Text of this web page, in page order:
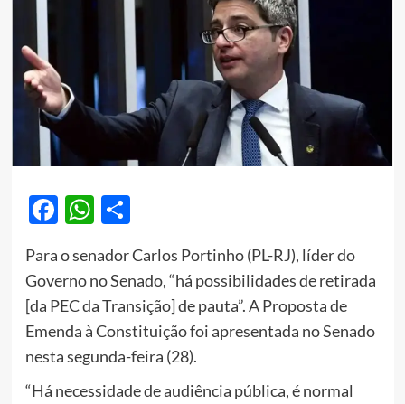
Facebook
WhatsApp
Share
Para o senador Carlos Portinho (PL-RJ), líder do
Governo no Senado, “há possibilidades de retirada
[da PEC da Transição] de pauta”. A Proposta de
Emenda à Constituição foi apresentada no Senado
nesta segunda-feira (28).
“Há necessidade de audiência pública, é normal